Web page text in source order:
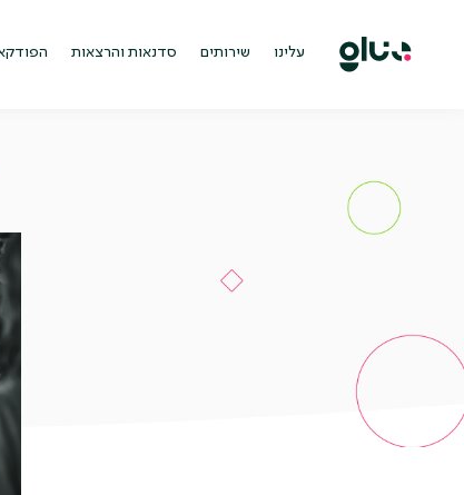
content
עלינו שירותים סדנאות והרצאות